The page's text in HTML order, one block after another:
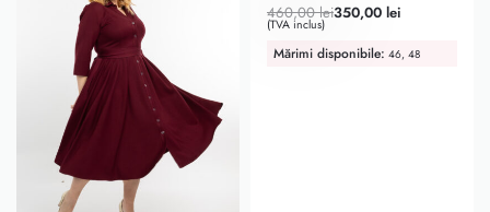
460,00lei350,00 lei
(TVA inclus)
Mărimi disponibile: 46, 48